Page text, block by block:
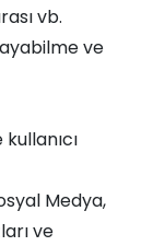
vb.
ve
Medya,
ve